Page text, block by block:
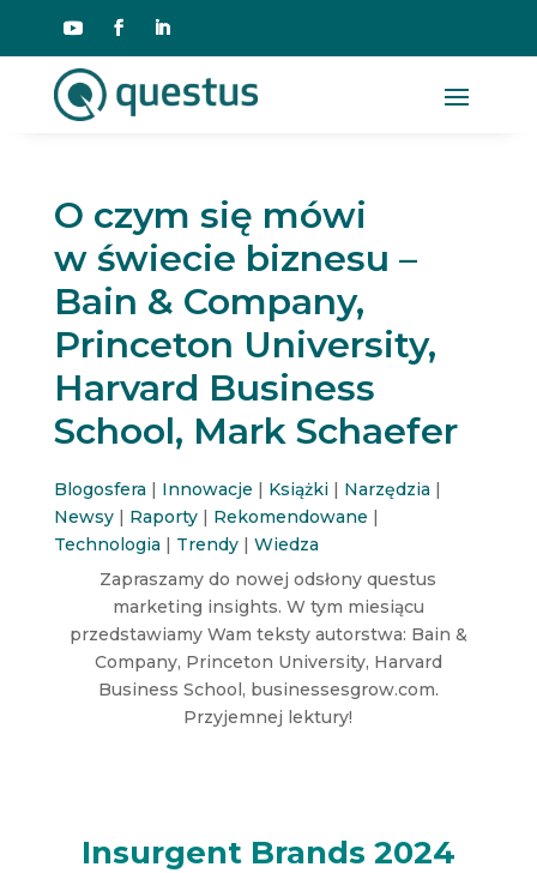
O czym się mówi
w świecie biznesu –
Bain & Company,
Princeton University,
Harvard Business
School, Mark Schaefer
Blogosfera | Innowacje | Książki| Narzędzia |
Newsy| Raporty| Rekomendowane |
Technologia | Trendy| Wiedza
Zapraszamy do nowej odsłony questus
marketing insights. W tym miesiącu
przedstawiamy Wam teksty autorstwa: Bain &
Company, Princeton University, Harvard
Business School, businessesgrow.com.
Przyjemnej lektury!
Insurgent Brands 2024